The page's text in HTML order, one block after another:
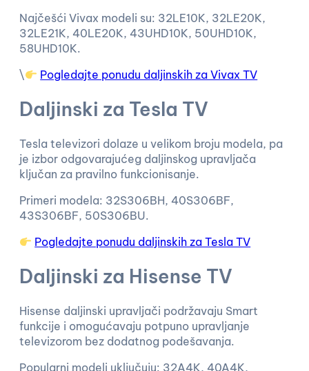
Najčešći Vivax modeli su: 32LE10K, 32LE20K,
32LE21K, 40LE20K, 43UHD10K, 50UHD10K,
58UHD10K.
\
Pogledajte ponudu daljinskih za Vivax TV
Daljinski za Tesla TV
Tesla televizori dolaze u velikom broju modela, pa
je izbor odgovarajućeg daljinskog upravljača
ključan za pravilno funkcionisanje.
Primeri modela: 32S306BH, 40S306BF,
43S306BF, 50S306BU.
Pogledajte ponudu daljinskih za Tesla TV
Daljinski za Hisense TV
Hisense daljinski upravljači podržavaju Smart
funkcije i omogućavaju potpuno upravljanje
televizorom bez dodatnog podešavanja.
Popularni modeli uključuju: 32A4K, 40A4K,